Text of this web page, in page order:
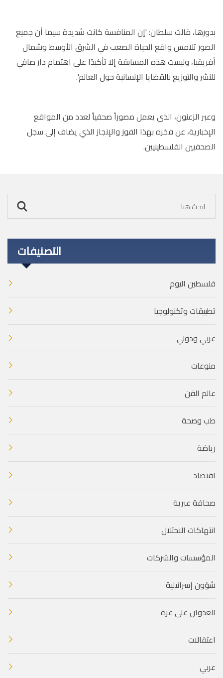
بدورها، قالت سلطان: 'إن المنافسة كانت شديدة سيما أن جميع
الصور تلامس واقع الحياة الصعب في الشرق الأوسط وشمال
أفريقيا، وليست هذه المسابقة إلا تأكيدًا على اهتمام دار صافي
للنشر والتوزيع بالقضايا الإنسانية حول العالم'.
وعبر الزعنون، الذي يعمل مصوراً صحفياً لعدد من المواقع
الإخبارية، عن فخره بهذا الفوز والإنجاز الذي يضاف إلى سجل
الصحفيين الفلسطينيين.
التصنيفات
فلسطين اليوم
تطبيقات وتكنولوجيا
عربي ودولي
منوعات
عالم الفن
طب وصحة
رياضة
اقتصاد
صحافة عبرية
انتهاكات الاحتلال
المؤسسات والشركات
شؤون إسرائيلية
العدوان على غزة
اعتقالات
عربي